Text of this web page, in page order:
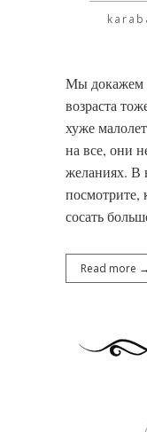
Мы докажем
возраста
хуже
на все, они
желаниях. В
посмотрите,
сосать
Read more →